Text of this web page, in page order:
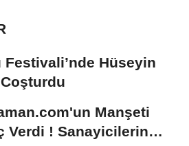
Festivali’nde Hüseyin
Coşturdu
Manşeti
Verdi ! Sanayicilerin